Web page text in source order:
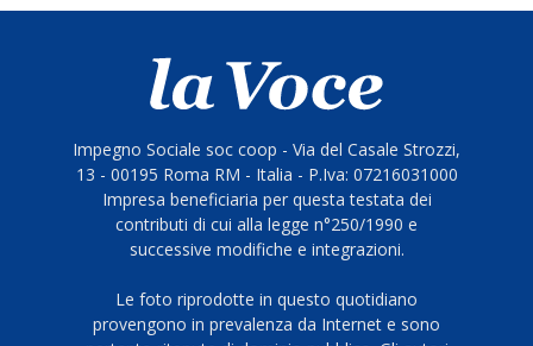
Impegno Sociale soc coop - Via del Casale Strozzi,
13 - 00195 Roma RM - Italia - P.Iva: 07216031000
Impresa beneficiaria per questa testata dei
contributi di cui alla legge n°250/1990 e
successive modifiche e integrazioni.
Le foto riprodotte in questo quotidiano
provengono in prevalenza da Internet e sono